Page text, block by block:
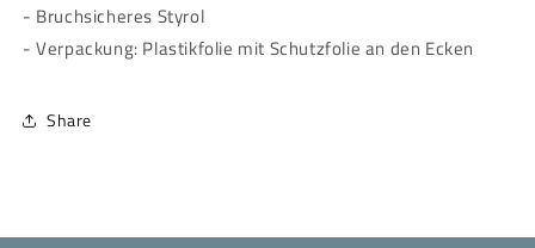
- Bruchsicheres Styrol
- Verpackung: Plastikfolie mit Schutzfolie an den Ecken
Share